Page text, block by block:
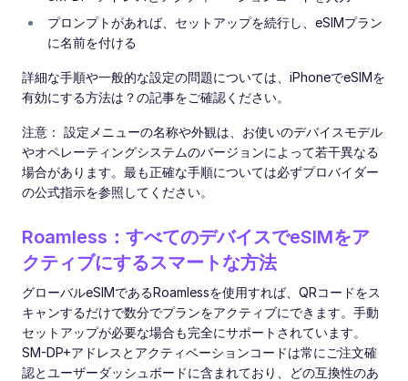
プロンプトがあれば、セットアップを続行し、eSIMプラン
に名前を付ける
詳細な手順や一般的な設定の問題については、iPhoneでeSIMを
有効にする方法は？の記事をご確認ください。
注意： 設定メニューの名称や外観は、お使いのデバイスモデル
やオペレーティングシステムのバージョンによって若干異なる
場合があります。最も正確な手順については必ずプロバイダー
の公式指示を参照してください。
Roamless：すべてのデバイスでeSIMをア
クティブにするスマートな方法
グローバルeSIMであるRoamlessを使用すれば、QRコードをス
キャンするだけで数分でプランをアクティブにできます。手動
セットアップが必要な場合も完全にサポートされています。
SM-DP+アドレスとアクティベーションコードは常にご注文確
認とユーザーダッシュボードに含まれており、どの互換性のあ